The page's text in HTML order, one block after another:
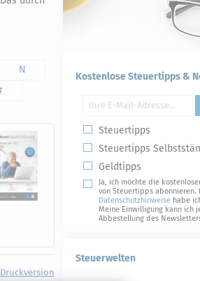
N
Druckversion
Kostenlose Steuertipps &
Steuertipps
Steuertipps
Geldtipps
Ja, ich möchte die
von Steuertipps abonnieren.
Datenschutzhinweise habe
Meine Einwilligung kann ich
Abbestellung des
Steuerwelten